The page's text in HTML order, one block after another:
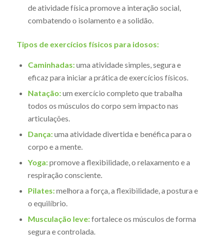
de atividade física promove a interação social,
combatendo o isolamento e a solidão.
Tipos de exercícios físicos para idosos:
Caminhadas:uma atividade simples, segura e
eficaz para iniciar a prática de exercícios físicos.
Natação:um exercício completo que trabalha
todos os músculos do corpo sem impacto nas
articulações.
Dança:uma atividade divertida e benéfica para o
corpo e a mente.
Yoga:promove a flexibilidade, o relaxamento e a
respiração consciente.
Pilates:melhora a força, a flexibilidade, a postura e
o equilíbrio.
Musculação leve:fortalece os músculos de forma
segura e controlada.